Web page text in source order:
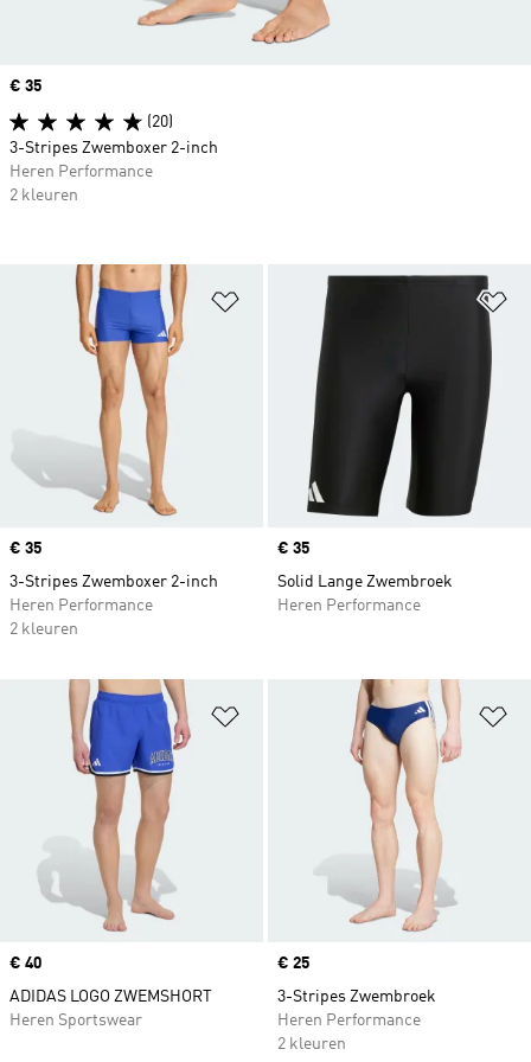
Op verlanglijst zetten
Price
€ 35
3-Stripes Zwemboxer 2-inch
Heren Performance
2 kleuren
Price
€ 35
Solid Lange Zwembroek
Heren Performance
Op verlanglijst zetten
Price
€ 40
ADIDAS LOGO ZWEMSHORT
Heren Sportswear
Price
€ 25
3-Stripes Zwembroek
Heren Performance
2 kleuren
Price
€ 35
(20)
3-Stripes Zwemboxer 2-inch
Heren Performance
2 kleuren